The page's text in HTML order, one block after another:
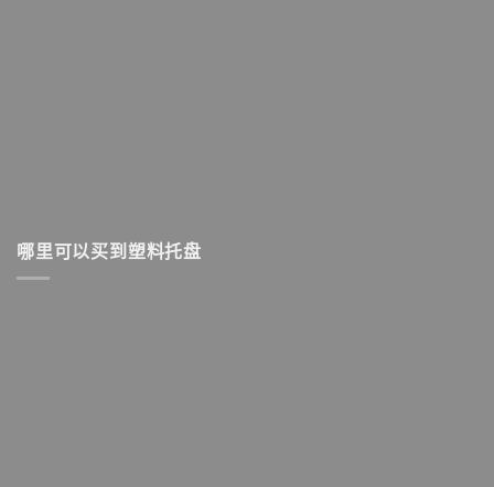
哪里可以买到塑料托盘